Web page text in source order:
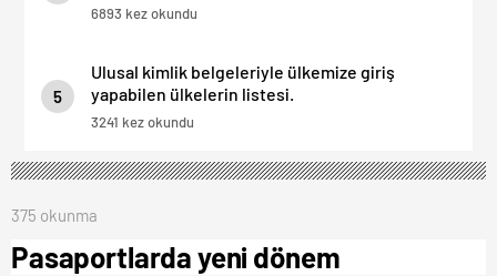
6893 kez okundu
5
Ulusal kimlik belgeleriyle ülkemize giriş
yapabilen ülkelerin listesi.
3241 kez okundu
375 okunma
Pasaportlarda yeni dönem